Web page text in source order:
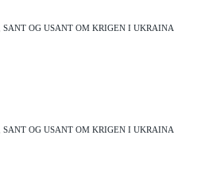
SANT OG USANT OM KRIGEN I UKRAINA
SANT OG USANT OM KRIGEN I UKRAINA